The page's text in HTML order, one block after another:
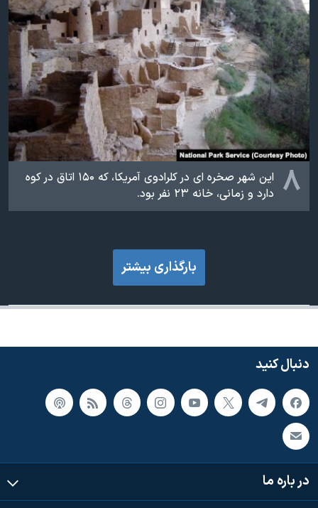
۸
این شهر صخره ای در کلرادوی آمریکا، که ۱۵۰ اتاق در کوه
دارد و زمانی، خانه ۲۳ نفر بود.
بارگذاری بیشتر
دنبال کنید
در باره ما